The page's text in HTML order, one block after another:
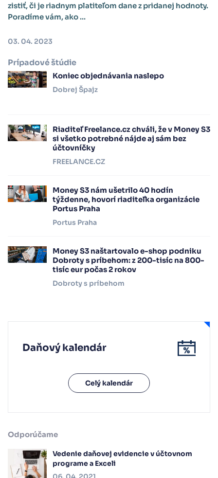
zistiť, či je riadnym platiteľom dane z pridanej hodnoty.
Poradíme vám, ako ...
03. 04. 2023
Prípadové štúdie
Koniec objednávania naslepo
Dobrej Špajz
Riaditeľ Freelance.cz chváli, že v Money S3
si všetko potrebné nájde aj sám bez
účtovníčky
FREELANCE.CZ
Money S3 nám ušetrilo 40 hodín
týždenne, hovorí riaditeľka organizácie
Portus Praha
Portus Praha
Money S3 naštartovalo e-shop podniku
Dobroty s príbehom: z 200-tisíc na 800-
tisíc eur počas 2 rokov
Dobroty s príbehom
Daňový kalendár
Celý kalendár
Odporúčame
Vedenie daňovej evidencie v účtovnom
programe a Exceli